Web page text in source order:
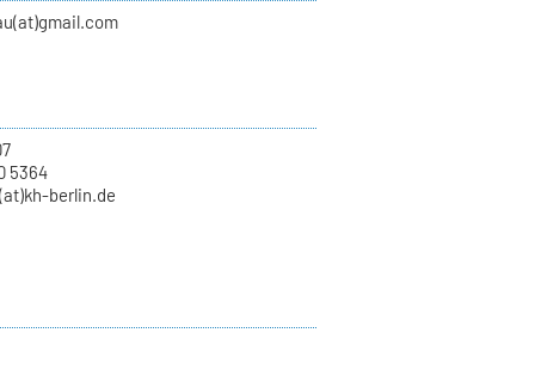
5364
berlin.de